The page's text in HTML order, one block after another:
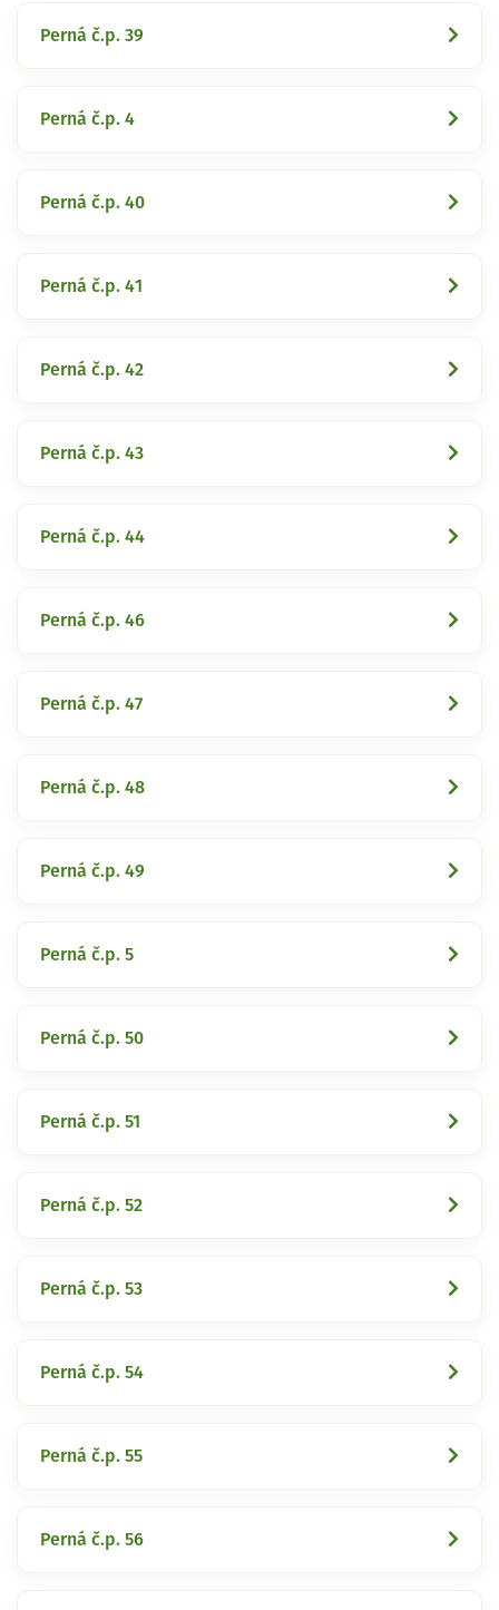
Perná č.p. 39
Perná č.p. 4
Perná č.p. 40
Perná č.p. 41
Perná č.p. 42
Perná č.p. 43
Perná č.p. 44
Perná č.p. 46
Perná č.p. 47
Perná č.p. 48
Perná č.p. 49
Perná č.p. 5
Perná č.p. 50
Perná č.p. 51
Perná č.p. 52
Perná č.p. 53
Perná č.p. 54
Perná č.p. 55
Perná č.p. 56